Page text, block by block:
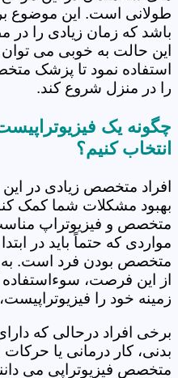
طولانی است. این موضوع
باشد که زمان زیادی را در
این حالت به خوبی می توان
استفاده نمود تا پزشک
را در منزل شروع کند.
چگونه یک
انتخاب کنیم؟
افراد متخصص زیادی در
بهبود مشکلات شما کمک
متخصص و فیزیوتراپ
مواردی که حتماً باید در
متخصص بودن فرد است. به
از این فرصت،
زمینه خود را
برخی افراد درحالی که
بدنی، کار درمانی یا
متخصص فیزیوتراپی می